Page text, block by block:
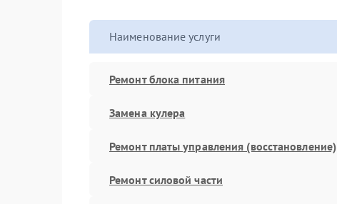
Наименование услуги
Ремонт блока питания
Замена кулера
Ремонт платы управления (восстановление)
Ремонт силовой части